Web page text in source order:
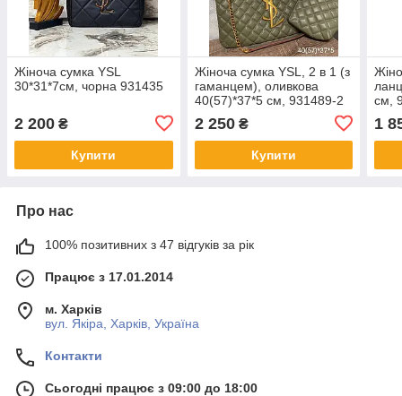
Жіноча сумка YSL
30*31*7см, чорна 931435
2 200 ₴
Купити
Жіноча сумка YSL, 2 в 1 (з
гаманцем), оливкова
40(57)*37*5 см, 931489-2
2 250₴
Купити
см,
1
Про нас
100% позитивних з 47 відгуків за рік
Працює з 17.01.2014
м. Харків
вул. Якіра, Харків, Україна
Контакти
Сьогодні працює з 09:00 до 18:00